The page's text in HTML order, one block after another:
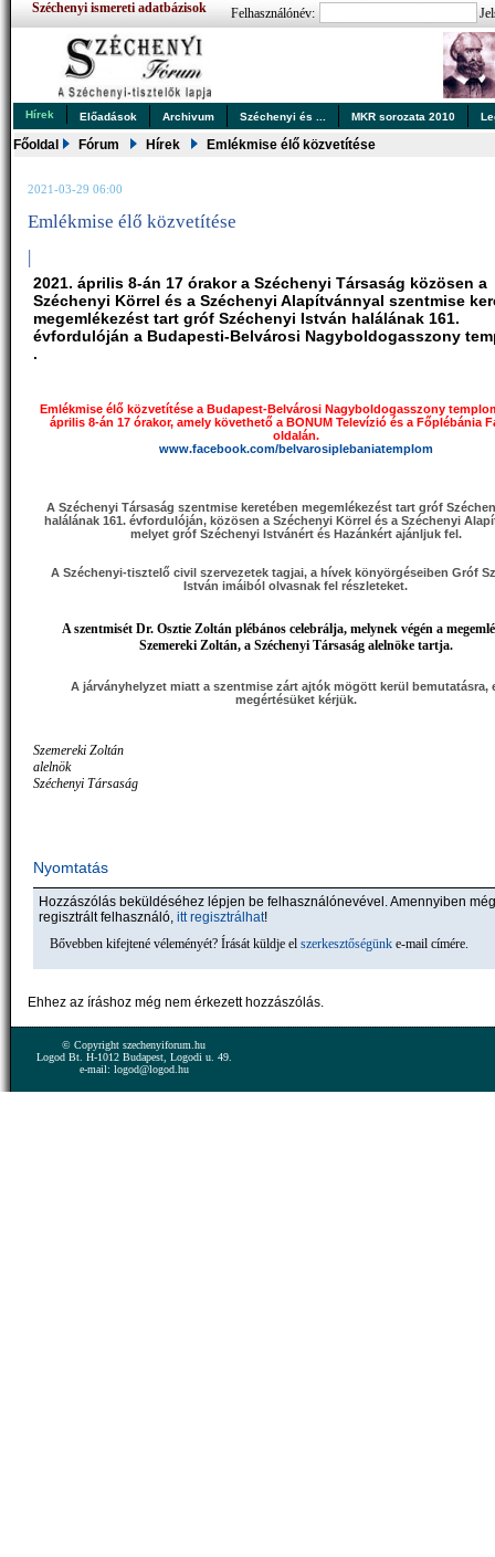
Széchenyi ismereti adatbázisok Felhasználónév:
Hírek Előadások Archivum Széchenyi és ... MKR sorozata 2010
Főoldal Fórum Hírek Emlékmise élő közvetítése
2021-03-29 06:00
Emlékmise élő közvetítése
|
2021. április 8-án 17 órakor a Széchenyi Társaság közösen a
Széchenyi Körrel és a Széchenyi Alapítvánnyal szentmise
megemlékezést tart gróf Széchenyi István halálának 161.
évfordulóján a Budapesti-Belvárosi Nagyboldogasszony
.
Emlékmise élő közvetítése a Budapest-Belvárosi Nagyboldogasszony
április 8-án 17 órakor, amely követhető a BONUM Televízió és a Főplébánia
oldalán.
www.facebook.com/belvarosiplebaniatemplom
A Széchenyi Társaság szentmise keretében megemlékezést tart gróf
halálának 161. évfordulóján, közösen a Széchenyi Körrel és a Széchenyi
melyet gróf Széchenyi Istvánért és Hazánkért ajánljuk fel.
A Széchenyi-tisztelő civil szervezetek tagjai, a hívek könyörgéseiben Gróf
István imáiból olvasnak fel részleteket.
A szentmisét Dr. Osztie Zoltán plébános celebrálja, melynek végén a
Szemereki Zoltán, a Széchenyi Társaság alelnöke tartja.
A járványhelyzet miatt a szentmise zárt ajtók mögött kerül bemutatásra,
megértésüket kérjük.
Szemereki Zoltán
alelnök
Széchenyi Társaság
Nyomtatás
Hozzászólás beküldéséhez lépjen be felhasználónevével. Amennyiben
regisztrált felhasználó, itt regisztrálhat!
Bővebben kifejtené véleményét? Írását küldje el szerkesztőségünk e-mail címére.
Ehhez az íráshoz még nem érkezett hozzászólás.
© Copyright szechenyiforum.hu
Logod Bt. H-1012 Budapest, Logodi u. 49.
e-mail: logod@logod.hu